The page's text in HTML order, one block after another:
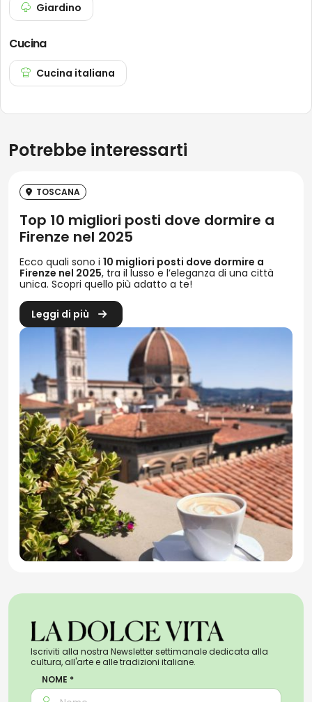
Giardino
Cucina
Cucina italiana
Potrebbe interessarti
TOSCANA
Top 10 migliori posti dove dormire a
Firenze nel 2025
Ecco quali sono i 10 migliori posti dove dormire a
Firenze nel 2025, tra il lusso e l’eleganza di una città
unica. Scopri quello più adatto a te!
Leggi di più
Iscriviti alla nostra Newsletter settimanale dedicata alla
cultura, all'arte e alle tradizioni italiane.
NOME *